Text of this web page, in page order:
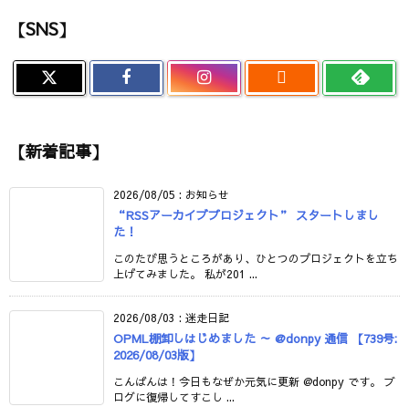
【SNS】

【新着記事】
2026/08/05 : お知らせ
“RSSアーカイブプロジェクト” スタートしまし
た！
このたび思うところがあり、ひとつのプロジェクトを立ち
上げてみました。 私が201 ...
2026/08/03 : 迷走日記
OPML棚卸しはじめました ～ @donpy 通信 【739号:
2026/08/03版】
こんばんは！今日もなぜか元気に更新 @donpy です。 ブ
ログに復帰してすこし ...